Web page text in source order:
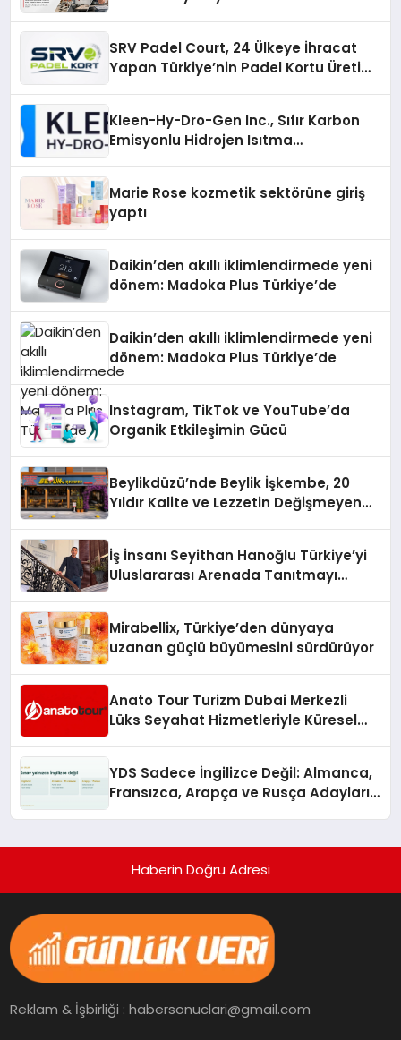
SRV Padel Court, 24 Ülkeye İhracat
Yapan Türkiye’nin Padel Kortu Üretim
Kleen-Hy-Dro-Gen Inc., Sıfır Karbon
Emisyonlu Hidrojen Isıtma
Marie Rose kozmetik sektörüne giriş
yaptı
Daikin’den akıllı iklimlendirmede yeni
dönem: Madoka Plus Türkiye’de
Daikin’den akıllı iklimlendirmede yeni
dönem: Madoka Plus Türkiye’de
Instagram, TikTok ve YouTube’da
Organik Etkileşimin Gücü
Beylikdüzü’nde Beylik İşkembe, 20
Yıldır Kalite ve Lezzetin Değişmeyen
İş İnsanı Seyithan Hanoğlu Türkiye’yi
Uluslararası Arenada Tanıtmayı
Mirabellix, Türkiye’den dünyaya
uzanan güçlü büyümesini sürdürüyor
Anato Tour Turizm Dubai Merkezli
Lüks Seyahat Hizmetleriyle Küresel
YDS Sadece İngilizce Değil: Almanca,
Fransızca, Arapça ve Rusça Adayları
Haberin Doğru Adresi
Reklam & İşbirliği : habersonuclari@gmail.com